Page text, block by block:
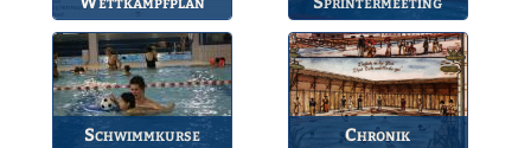
Übersicht der aktuellen
Wettkämpfe.
Jährlicher Wettkampf
des BSV.
Schwimmkurse Chronik